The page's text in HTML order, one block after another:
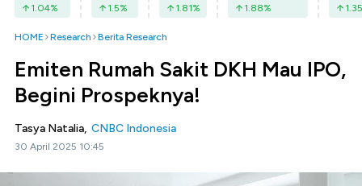
1.04% 1.5% 1.81% 1.88% 1.35
HOME Research Berita Research
Emiten Rumah Sakit DKH Mau IPO,
Begini Prospeknya!
Tasya Natalia, CNBC Indonesia
30 April 2025 10:45